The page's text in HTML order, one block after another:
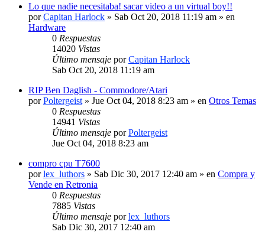
Lo que nadie necesitaba! sacar video a un virtual boy!!
porCapitan Harlock » Sab Oct 20, 2018 11:19 am » en
Hardware
0 Respuestas
14020 Vistas
Último mensaje porCapitan Harlock
Sab Oct 20, 2018 11:19 am
RIP Ben Daglish - Commodore/Atari
porPoltergeist » Jue Oct 04, 2018 8:23 am » en Otros Temas
0 Respuestas
14941 Vistas
Último mensaje porPoltergeist
Jue Oct 04, 2018 8:23 am
compro cpu T7600
porlex_luthors » Sab Dic 30, 2017 12:40 am » en Compra y
Vende en Retronia
0 Respuestas
7885 Vistas
Último mensaje porlex_luthors
Sab Dic 30, 2017 12:40 am